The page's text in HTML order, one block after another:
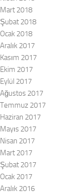
Mart 2018
Şubat 2018
Ocak 2018
Aralık 2017
Kasım 2017
Ekim 2017
Eylül 2017
Ağustos 2017
Temmuz 2017
Haziran 2017
Mayıs 2017
Nisan 2017
Mart 2017
Şubat 2017
Ocak 2017
Aralık 2016